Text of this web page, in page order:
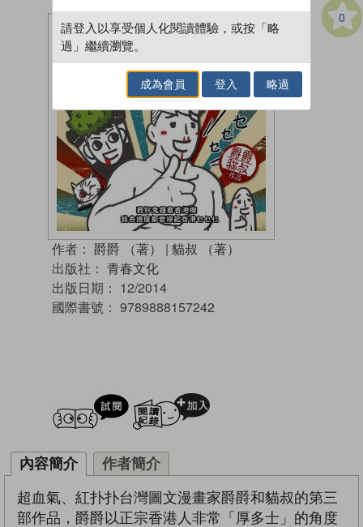
0
作者： 爵爵 （著） | 貓叔 （著）
出版社： 青春文化
出版日期： 12/2014
國際書號： 9789888157242
試閲
內容簡介 作者簡介
超血氣、紅扑扑台灣圖文漫畫家爵爵和貓叔的第三
部作品，爵爵以正宗香港人非常「厚多士」的角度
請登入以享受個人化閱讀體驗，或按「略
過」繼續瀏覽。
成為會員 登入 略過